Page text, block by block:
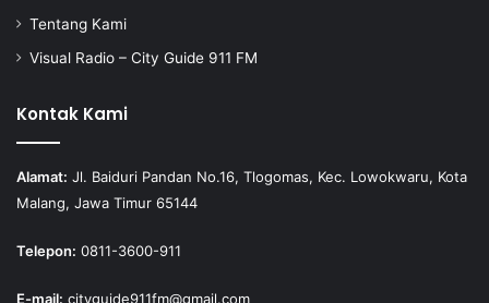
Tentang Kami
Visual Radio – City Guide 911 FM
Kontak Kami
Alamat: Jl. Baiduri Pandan No.16, Tlogomas, Kec. Lowokwaru, Kota
Malang, Jawa Timur 65144
Telepon: 0811-3600-911
E-mail: cityguide911fm@gmail.com